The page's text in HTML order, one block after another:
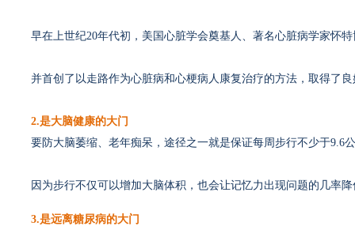
早在上世纪20年代初，美国心脏学会奠基人、著名心脏病学家怀特
并首创了以走路作为心脏病和心梗病人康复治疗的方法，取得了
2.是大脑健康的大门
要防大脑萎缩、老年痴呆，途径之一就是保证每周步行不少于9.6
因为步行不仅可以增加大脑体积，也会让记忆力出现问题的几率降
3.是远离糖尿病的大门